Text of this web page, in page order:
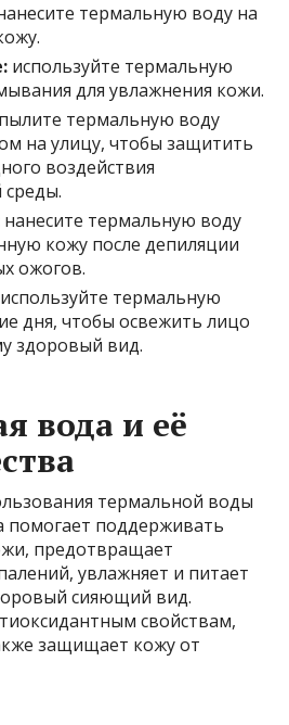
термальную воду на
используйте термальную
для увлажнения кожи.
термальную воду
на улицу, чтобы защитить
воздействия
нанесите термальную воду
кожу после депиляции
ожогов.
используйте термальную
дня, чтобы освежить лицо
здоровый вид.
вода и её
термальной воды
помогает поддерживать
предотвращает
увлажняет и питает
сияющий вид.
свойствам,
защищает кожу от